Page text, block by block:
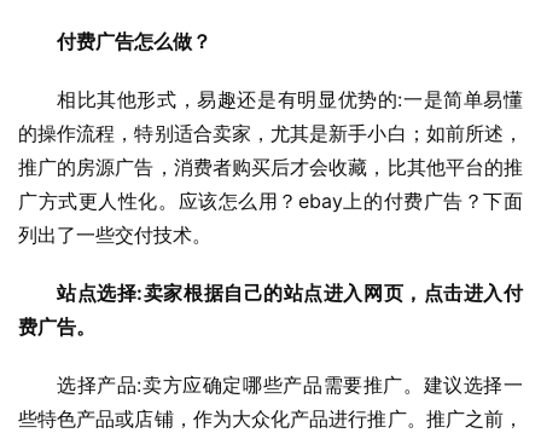
付费广告怎么做？
相比其他形式，易趣还是有明显优势的:一是简单易懂
的操作流程，特别适合卖家，尤其是新手小白；如前所述，
推广的房源广告，消费者购买后才会收藏，比其他平台的推
广方式更人性化。应该怎么用？ebay上的付费广告？下面
列出了一些交付技术。
站点选择:卖家根据自己的站点进入网页，点击进入付
费广告。
选择产品:卖方应确定哪些产品需要推广。建议选择一
些特色产品或店铺，作为大众化产品进行推广。推广之前，